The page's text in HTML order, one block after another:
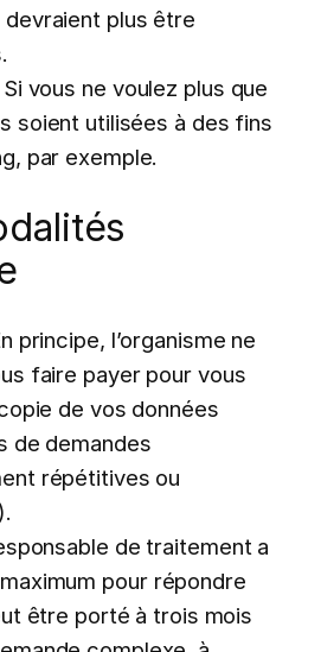
devraient plus être
Si vous ne voulez plus que
soient utilisées à des fins
par exemple.
principe, l’organisme ne
faire payer pour vous
de vos données
de demandes
répétitives ou
de traitement a
pour répondre
être porté à trois mois